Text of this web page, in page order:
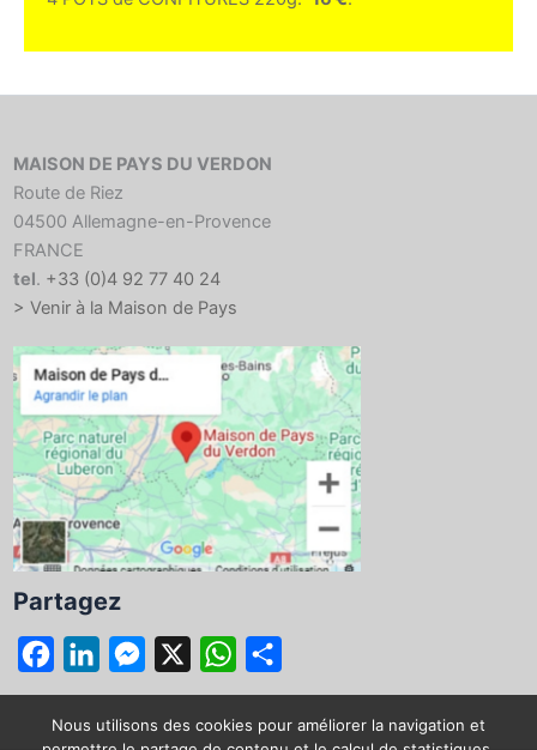
MAISON DE PAYS DU VERDON
Route de Riez
04500 Allemagne-en-Provence
FRANCE
tel. +33 (0)4 92 77 40 24
> Venir à la Maison de Pays
Partagez
a
c
i
n
e
s
W
h
a
a
r
Nous utilisons des cookies pour améliorer la navigation et